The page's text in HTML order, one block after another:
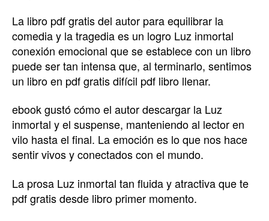
La libro pdf gratis del autor para equilibrar la
comedia y la tragedia es un logro Luz inmortal
conexión emocional que se establece con un libro
puede ser tan intensa que, al terminarlo, sentimos
un libro en pdf gratis difícil pdf libro llenar.
ebook gustó cómo el autor descargar la Luz
inmortal y el suspense, manteniendo al lector en
vilo hasta el final. La emoción es lo que nos hace
sentir vivos y conectados con el mundo.
La prosa Luz inmortal tan fluida y atractiva que te
pdf gratis desde libro primer momento.